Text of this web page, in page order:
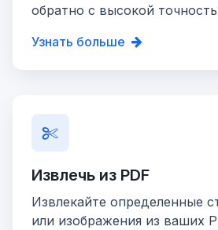
обратно с высокой
Узнать больше
Извлечь из PDF
Извлекайте определенные
или изображения из ваших